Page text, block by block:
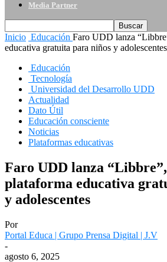
Media Partner
Inicio Educación Faro UDD lanza
educativa gratuita para niños y adolescentes
Educación
Tecnología
Universidad del Desarrollo UDD
Actualidad
Dato Útil
Educación consciente
Noticias
Plataformas educativas
Faro UDD lanza
plataforma educativa
y adolescentes
Por
Portal Educa | Grupo Prensa Digital | J.V
-
agosto 6, 2025